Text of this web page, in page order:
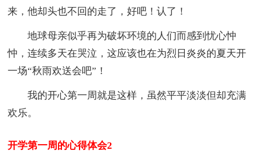
来，他却头也不回的走了，好吧！认了！
地球母亲似乎再为破坏环境的人们而感到忧心忡
忡，连续多天在哭泣，这应该也在为烈日炎炎的夏天开
一场“秋雨欢送会吧”！
我的开心第一周就是这样，虽然平平淡淡但却充满
欢乐。
开学第一周的心得体会2